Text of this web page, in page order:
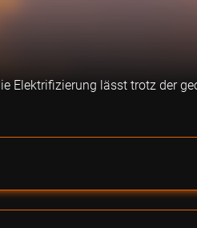
Elektrifizierung lässt trotz der